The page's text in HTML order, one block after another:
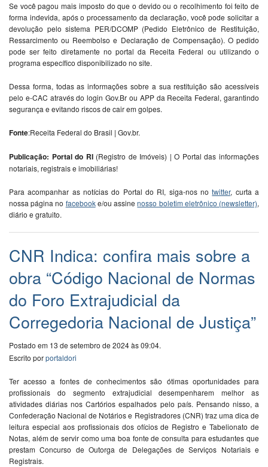
Se você pagou mais imposto do que o devido ou o recolhimento foi feito de
forma indevida, após o processamento da declaração, você pode solicitar a
devolução pelo sistema PER/DCOMP (Pedido Eletrônico de Restituição,
Ressarcimento ou Reembolso e Declaração de Compensação). O pedido
pode ser feito diretamente no portal da Receita Federal ou utilizando o
programa específico disponibilizado no site.
Dessa forma, todas as informações sobre a sua restituição são acessíveis
pelo e-CAC através do login Gov.Br ou APP da Receita Federal, garantindo
segurança e evitando riscos de cair em golpes.
Fonte:Receita Federal do Brasil | Gov.br.
Publicação: Portal do RI(Registro de Imóveis) | O Portal das informações
notariais, registrais e imobiliárias!
Para acompanhar as notícias do Portal do RI, siga-nos notwitter, curta a
nossa página no facebooke/ou assinenosso boletim eletrônico (newsletter),
diário e gratuito.
CNR Indica: confira mais sobre a
obra “Código Nacional de Normas
do Foro Extrajudicial da
Corregedoria Nacional de Justiça”
Postado em 13 de setembro de 2024 às 09:04.
Escrito porportaldori
Ter acesso a fontes de conhecimentos são ótimas oportunidades para
profissionais do segmento extrajudicial desempenharem melhor as
atividades diárias nos Cartórios espalhados pelo país. Pensando nisso, a
Confederação Nacional de Notários e Registradores (CNR) traz uma dica de
leitura especial aos profissionais dos ofícios de Registro e Tabelionato de
Notas, além de servir como uma boa fonte de consulta para estudantes que
prestam Concurso de Outorga de Delegações de Serviços Notariais e
Registrais.